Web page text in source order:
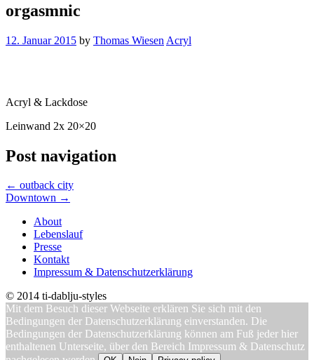
orgasmnic
12. Januar 2015 by Thomas Wiesen Acryl
Acryl & Lackdose
Leinwand 2x 20×20
Post navigation
← outback city
Downtown →
About
Lebenslauf
Presse
Kontakt
Impressum & Datenschutzerklärung
© 2014 ti-dablju-styles
Mit dem Besuch dieser Webseite erklären Sie sich mit den
Bedingungen der Datenschutzerklärung einverstanden. Die
Bedingungen der Datenschutzerklärung können am Fuß jeder hier
enthaltenen Unterseite, über den Bereich Impressum & Datenschutz